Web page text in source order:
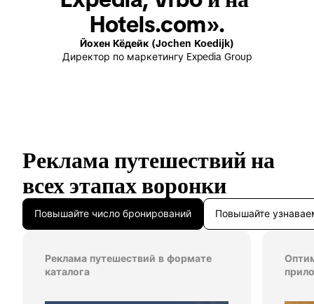
Hotels.com».
Йохен Кёдейк (Jochen Koedijk)
Директор по маркетингу Expedia Group
Реклама путешествий на
всех этапах воронки
Повышайте число бронирований Повышайте
Реклама путешествий в формате
каталога